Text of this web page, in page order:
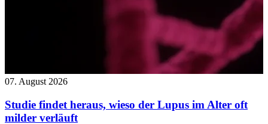
07. August 2026
Studie findet heraus, wieso der Lupus im Alter oft
milder verläuft